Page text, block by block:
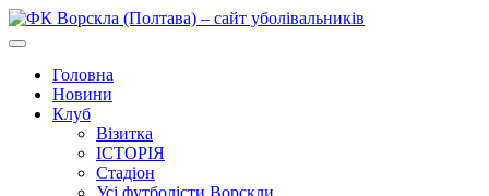
Головна
Новини
Клуб
Візитка
ІСТОРІЯ
Стадіон
Усі футболісти Ворскли